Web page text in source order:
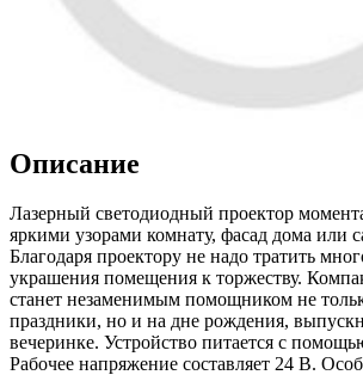
Описание
Лазерный светодиодный проектор
яркими узорами комнату, фасад дома или
Благодаря проектору не надо тратить
украшения помещения к торжеству.
станет незаменимым помощником не
праздники, но и на дне рождения,
вечеринке. Устройство питается с
Рабочее напряжение составляет 24 В.